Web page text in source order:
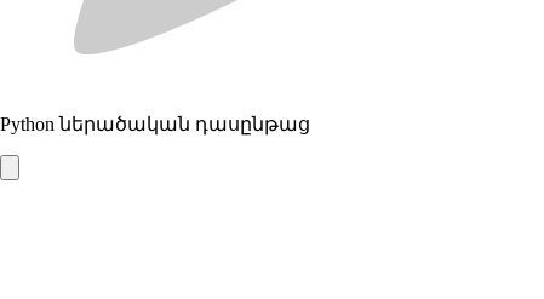
Python ներածական դասընթաց